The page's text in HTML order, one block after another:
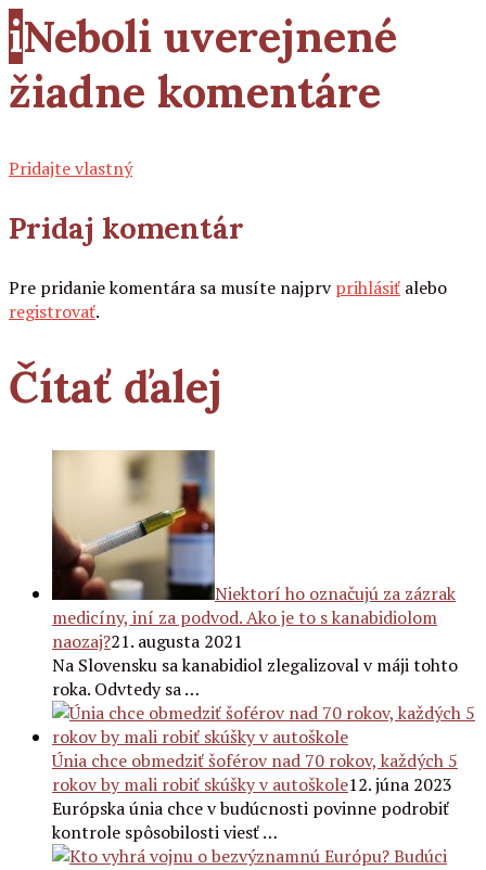
iNeboli uverejnené
žiadne komentáre
Pridajte vlastný
Pridaj komentár
Pre pridanie komentára sa musíte najprvprihlásiť alebo
registrovať.
Čítať ďalej
Niektorí ho označujú za zázrak
medicíny, iní za podvod. Ako je to s kanabidiolom
naozaj?21. augusta 2021
Na Slovensku sa kanabidiol zlegalizoval v máji tohto
roka. Odvtedy sa …
Únia chce obmedziť šoférov nad 70 rokov, každých 5
rokov by mali robiť skúšky v autoškole12. júna 2023
Európska únia chce v budúcnosti povinne podrobiť
kontrole spôsobilosti viesť …